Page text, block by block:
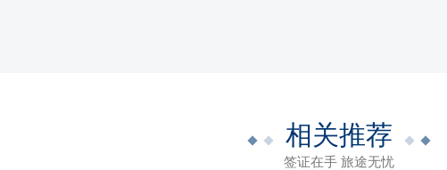
相关推荐
签证在手 旅途无忧